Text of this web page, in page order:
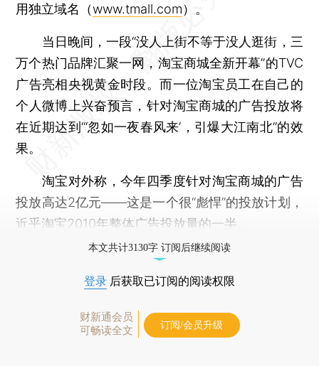
用独立域名（www.tmall.com）。
当日晚间，一段“没人上街不等于没人逛街，三
万个热门品牌汇聚一网，淘宝商城全新开幕”的TVC
广告亮相央视黄金时段。而一位淘宝员工在自己的
个人微博上兴奋预言，针对淘宝商城的广告投放将
在近期达到“‘忽如一夜春风来’，引爆大江南北”的效
果。
淘宝对外称，今年四季度针对淘宝商城的广告
投放高达2亿元——这是一个很“彪悍”的投放计划，
近乎淘宝2010年整体广告投放量的一半。
本文共计3130字 订阅后继续阅读
登录 后获取已订阅的阅读权限
财新通会员
可畅读全文
订阅/会员升级